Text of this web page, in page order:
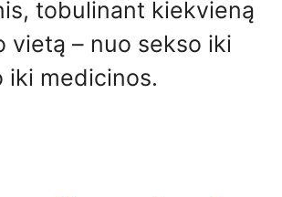
tobulinant kiekvieną
vietą – nuo ​​sekso iki
iki medicinos.